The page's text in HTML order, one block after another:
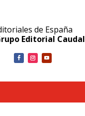
de España
Editorial Caudal